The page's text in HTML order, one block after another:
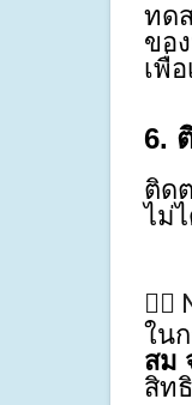
ทด
ขอ
เพื่
6.
ติด
ไม่
✍🏻
ใน
สม
สิท